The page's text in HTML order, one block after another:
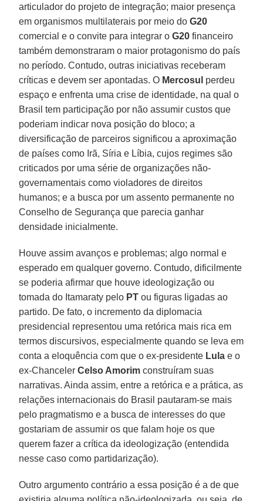
articulador do projeto de integração; maior presença
em organismos multilaterais por meio doG20
comercial e o convite para integrar oG20 financeiro
também demonstraram o maior protagonismo do país
no período. Contudo, outras iniciativas receberam
críticas e devem ser apontadas. O Mercosul perdeu
espaço e enfrenta uma crise de identidade, na qual o
Brasil tem participação por não assumir custos que
poderiam indicar nova posição do bloco; a
diversificação de parceiros significou a aproximação
de países como Irã, Síria e Líbia, cujos regimes são
criticados por uma série de organizações não-
governamentais como violadores de direitos
humanos; e a busca por um assento permanente no
Conselho de Segurança que parecia ganhar
densidade inicialmente.
Houve assim avanços e problemas; algo normal e
esperado em qualquer governo. Contudo, dificilmente
se poderia afirmar que houve ideologização ou
tomada do Itamaraty pelo PT ou figuras ligadas ao
partido. De fato, o incremento da diplomacia
presidencial representou uma retórica mais rica em
termos discursivos, especialmente quando se leva em
conta a eloquência com que o ex-presidente Lula e o
ex-ChancelerCelso Amorim construíram suas
narrativas. Ainda assim, entre a retórica e a prática, as
relações internacionais do Brasil pautaram-se mais
pelo pragmatismo e a busca de interesses do que
gostariam de assumir os que falam hoje os que
querem fazer a crítica da ideologização (entendida
nesse caso como partidarização).
Outro argumento contrário a essa posição é a de que